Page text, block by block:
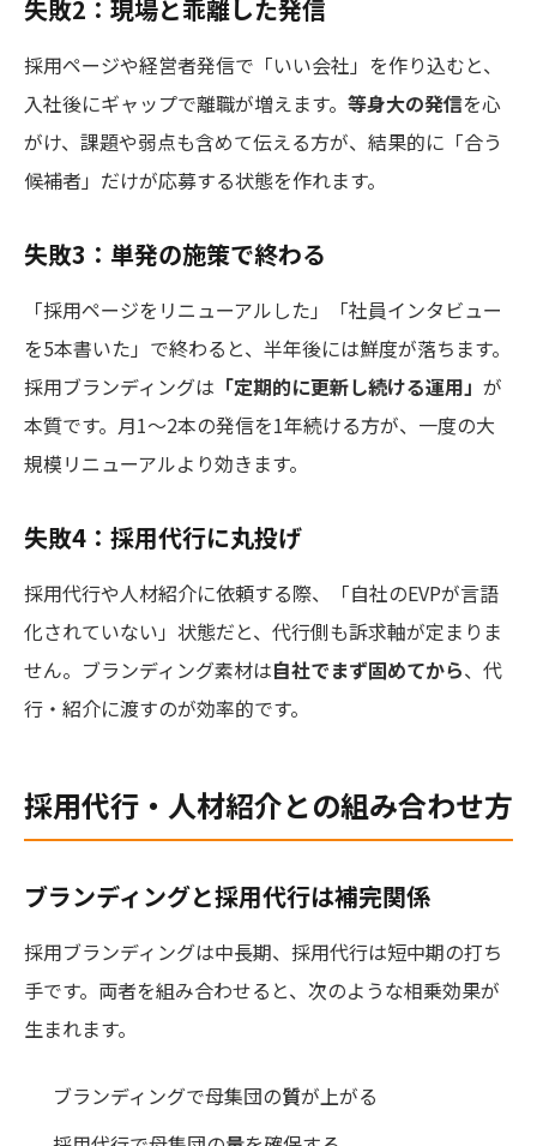
失敗2：現場と乖離した発信
採用ページや経営者発信で「いい会社」を作り込むと、
入社後にギャップで離職が増えます。 等身大の発信を心
がけ、課題や弱点も含めて伝える方が、結果的に「合う
候補者」だけが応募する状態を作れます。
失敗3：単発の施策で終わる
「採用ページをリニューアルした」「社員インタビュー
を5本書いた」で終わると、半年後には鮮度が落ちます。
採用ブランディングは 「定期的に更新し続ける運用」 が
本質です。月1〜2本の発信を1年続ける方が、一度の大
規模リニューアルより効きます。
失敗4：採用代行に丸投げ
採用代行や人材紹介に依頼する際、「自社のEVPが言語
化されていない」状態だと、代行側も訴求軸が定まりま
せん。ブランディング素材は自社でまず固めてから、代
行・紹介に渡すのが効率的です。
採用代行・人材紹介との組み合わせ方
ブランディングと採用代行は補完関係
採用ブランディングは中長期、採用代行は短中期の打ち
手です。両者を組み合わせると、次のような相乗効果が
生まれます。
ブランディングで母集団の質が上がる